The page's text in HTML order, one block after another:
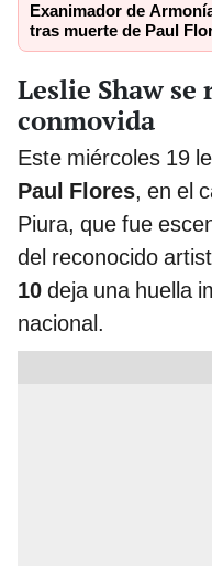
Exanimador de
tras muerte de Paul
Leslie Shaw
conmovida
Este miércoles 19
Paul Flores, en el
Piura, que fue
del reconocido
10 deja una huella
nacional.